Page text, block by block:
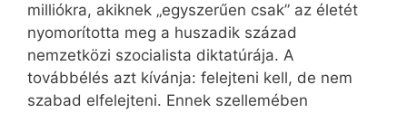
milliókra, akiknek „egyszerűen csak” az életét
nyomorította meg a huszadik század
nemzetközi szocialista diktatúrája. A
továbbélés azt kívánja: felejteni kell, de nem
szabad elfelejteni. Ennek szellemében